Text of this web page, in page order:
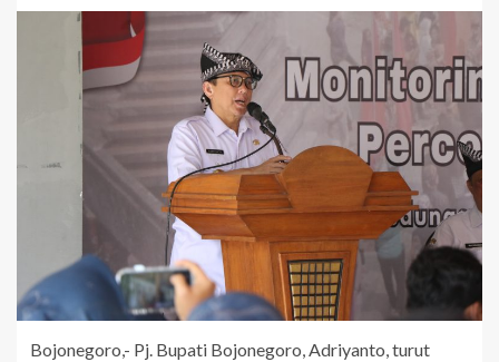
Bojonegoro,- Pj. Bupati Bojonegoro, Adriyanto, turut